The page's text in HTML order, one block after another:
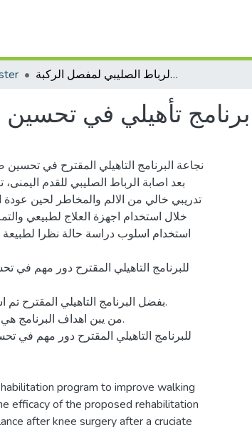
أثر برنامج تأهيلي في تحسين المشي بعد قطع الرباط الصليبي لمفصل الركبة
برنامج تأهيلي في
نجاعة البرنامج التاهيلي المقترح في
بعد اصابة الرباط الصليبي للقدم
تدريبي خالي من الالم والمخاطر لحين
خلال استخدام اجهزة العلاج لطبيعي
استخدام اسلوب دراسة حالة نظرا لطبيعة
program to improve walking
efficacy of the proposed rehabilitation
after knee surgery after a cruciate